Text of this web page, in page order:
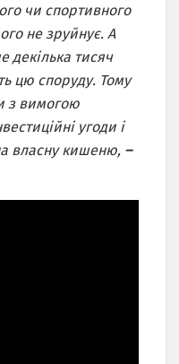
чи спортивного
не зруйнує. А
декілька тисяч
цю споруду. Тому
з вимогою
угоди і
власну кишеню, –